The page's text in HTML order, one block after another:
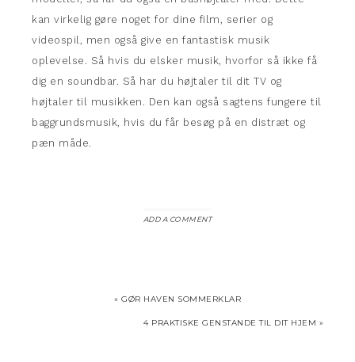
kan virkelig gøre noget for dine film, serier og
videospil, men også give en fantastisk musik
oplevelse. Så hvis du elsker musik, hvorfor så ikke få
dig en soundbar. Så har du højtaler til dit TV og
højtaler til musikken. Den kan også sagtens fungere til
baggrundsmusik, hvis du får besøg på en distræt og
pæn måde.
ADD A COMMENT
« GØR HAVEN SOMMERKLAR
4 PRAKTISKE GENSTANDE TIL DIT HJEM »